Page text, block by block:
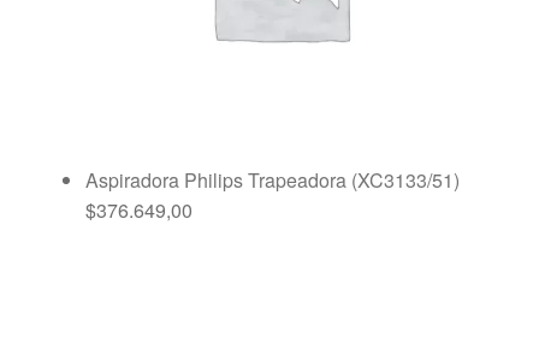
Aspiradora Philips Trapeadora (XC3133/51)
$376.649,00